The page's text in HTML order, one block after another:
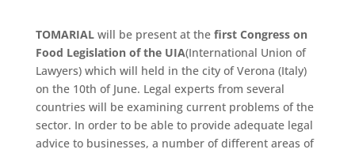
TOMARIALwill be present at thefirst Congress on
Food Legislation of the UIA(International Union of
Lawyers) which will held in the city of Verona (Italy)
on the 10th of June. Legal experts from several
countries will be examining current problems of the
sector. In order to be able to provide adequate legal
advice to businesses, a number of different areas of